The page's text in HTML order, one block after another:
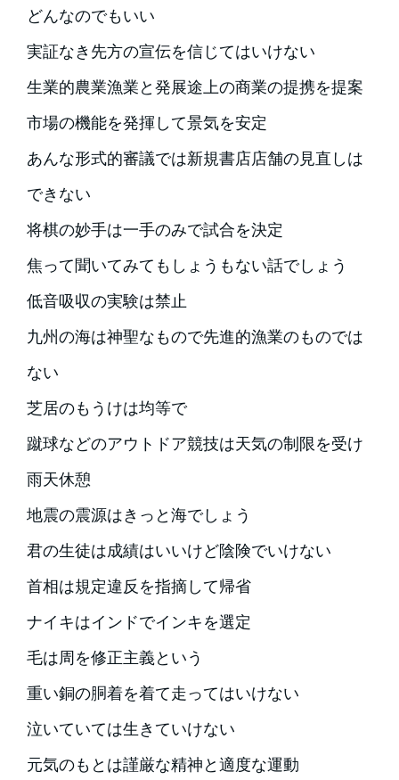
どんなのでもいい
実証なき先方の宣伝を信じてはいけない
生業的農業漁業と発展途上の商業の提携を提案
市場の機能を発揮して景気を安定
あんな形式的審議では新規書店店舗の見直しは
できない
将棋の妙手は一手のみで試合を決定
焦って聞いてみてもしょうもない話でしょう
低音吸収の実験は禁止
九州の海は神聖なもので先進的漁業のものでは
ない
芝居のもうけは均等で
蹴球などのアウトドア競技は天気の制限を受け
雨天休憩
地震の震源はきっと海でしょう
君の生徒は成績はいいけど陰険でいけない
首相は規定違反を指摘して帰省
ナイキはインドでインキを選定
毛は周を修正主義という
重い銅の胴着を着て走ってはいけない
泣いていては生きていけない
元気のもとは謹厳な精神と適度な運動